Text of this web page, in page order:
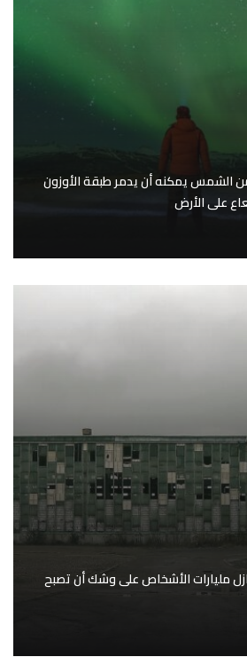
الشمس يمكنه أن يدمر طبقة الأوزون
على الأرض
مليارات الأشخاص على وشك أن تصبح